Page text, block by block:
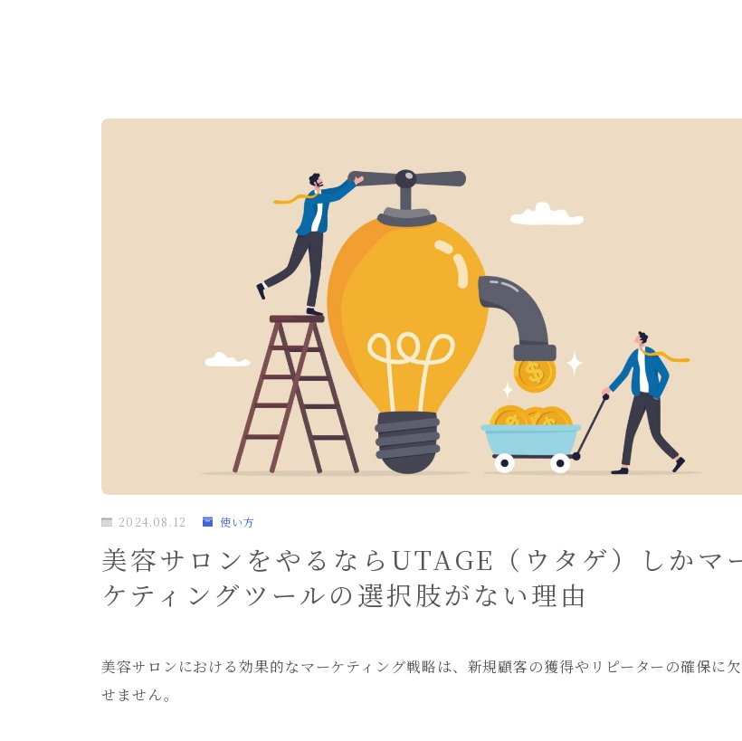
2024.08.12 使い方
美容サロンをやるならUTAGE（ウタゲ）しかマ
ケティングツールの選択肢がない理由
美容サロンにおける効果的なマーケティング戦略は、新規顧客の獲得やリピーターの確保に
せません。